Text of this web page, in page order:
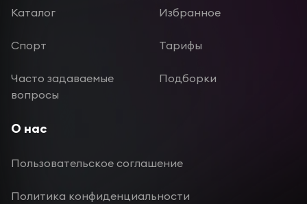
Каталог Избранное
Спорт Тарифы
Часто задаваемые
вопросы
Подборки
О нас
Пользовательское соглашение
Политика конфиденциальности